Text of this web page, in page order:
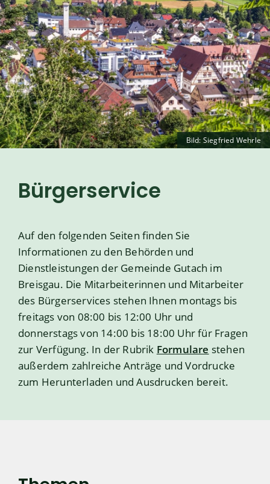
Bürgerservice
Auf den folgenden Seiten finden Sie
Informationen zu den Behörden und
Dienstleistungen der Gemeinde Gutach im
Breisgau. Die Mitarbeiterinnen und Mitarbeiter
des Bürgerservices stehen Ihnen montags bis
freitags von 08:00 bis 12:00 Uhr und
donnerstags von 14:00 bis 18:00 Uhr für Fragen
zur Verfügung. In der Rubrik Formulare stehen
außerdem zahlreiche Anträge und Vordrucke
zum Herunterladen und Ausdrucken bereit.
Bild: Siegfried Wehrle